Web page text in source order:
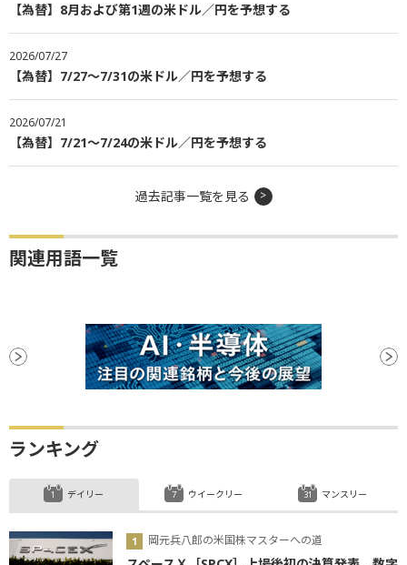
【為替】8月および第1週の米ドル／円を予想する
2026/07/27
【為替】7/27～7/31の米ドル／円を予想する
2026/07/21
【為替】7/21～7/24の米ドル／円を予想する
過去記事一覧を見る
関連用語一覧
ランキング
デイリー
岡元兵八郎の米国株マスターへの道
ウイークリー マンスリー